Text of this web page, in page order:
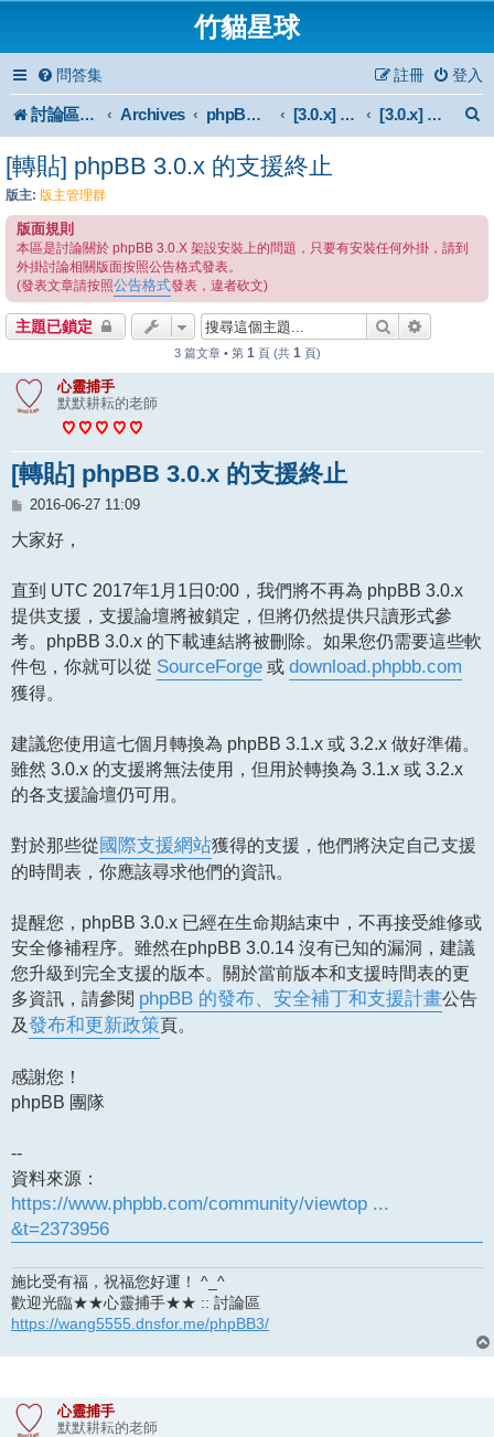
竹貓星球
問答集 登入
註冊
討論區首頁 Archives phpBB 3.0.x Forum Archive [3.0.x] Support [3.0.x] 安裝與使用
[轉貼] phpBB 3.0.x 的支援終止
版主: 版主管理群
版面規則
本區是討論關於 phpBB 3.0.X 架設安裝上的問題，只要有安裝任何外掛，請到
外掛討論相關版面按照公告格式發表。
(發表文章請按照公告格式發表，違者砍文)
主題已鎖定 搜尋
3 篇文章 • 第 1 頁 (共 1 頁)
心靈捕手
默默耕耘的老師
[轉貼] phpBB 3.0.x 的支援終止
文
2016-06-27 11:09
大家好，
直到 UTC 2017年1月1日0:00，我們將不再為 phpBB 3.0.x
提供支援，支援論壇將被鎖定，但將仍然提供只讀形式參
考。phpBB 3.0.x 的下載連結將被刪除。如果您仍需要這些軟
件包，你就可以從 SourceForge 或 download.phpbb.com
獲得。
建議您使用這七個月轉換為 phpBB 3.1.x 或 3.2.x 做好準備。
雖然 3.0.x 的支援將無法使用，但用於轉換為 3.1.x 或 3.2.x
的各支援論壇仍可用。
對於那些從 國際支援網站獲得的支援，他們將決定自己支援
的時間表，你應該尋求他們的資訊。
提醒您，phpBB 3.0.x 已經在生命期結束中，不再接受維修或
安全修補程序。雖然在phpBB 3.0.14 沒有已知的漏洞，建議
您升級到完全支援的版本。關於當前版本和支援時間表的更
多資訊，請參閱 phpBB 的發布、安全補丁和支援計畫公告
及發布和更新政策頁。
感謝您！
phpBB 團隊
--
資料來源：
https://www.phpbb.com/community/viewtop ...
&t=2373956
施比受有福，祝福您好運！ ^_^
歡迎光臨★★心靈捕手★★ :: 討論區
https://wang5555.dnsfor.me/phpBB3/
心靈捕手
默默耕耘的老師